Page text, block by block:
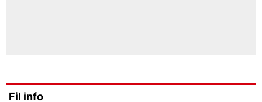
Fil info